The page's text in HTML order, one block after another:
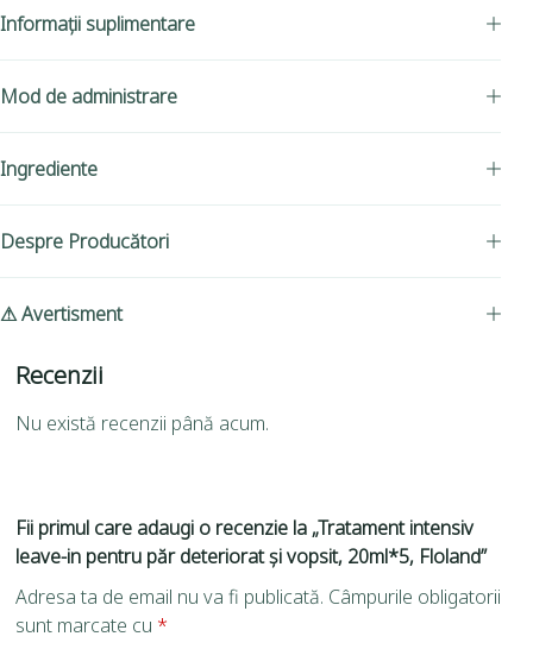
Informații suplimentare
Mod de administrare
Ingrediente
Despre Producători
⚠ Avertisment
Recenzii
Nu există recenzii până acum.
Fii primul care adaugi o recenzie la „Tratament intensiv
leave-in pentru păr deteriorat și vopsit, 20ml*5, Floland”
Adresa ta de email nu va fi publicată. Câmpurile obligatorii
sunt marcate cu *